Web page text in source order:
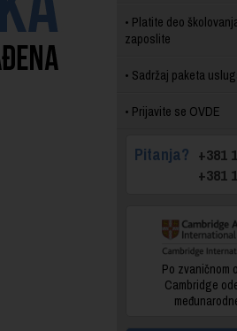
Platite deo
zaposlite
Sadržaj paketa
Prijavite se OVDE
Pitanja? +381
+381
Po zvaničnom
Cambridge